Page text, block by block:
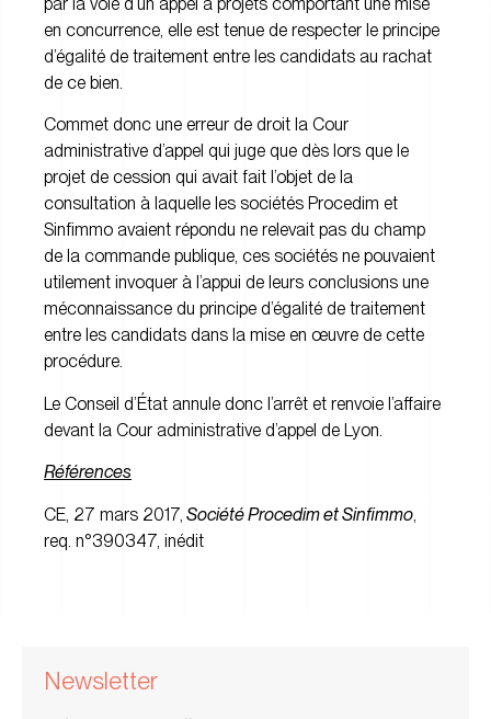
en concurrence, elle est tenue de respecter le principe
d’égalité de traitement entre les candidats au rachat
de ce bien.
Commet donc une erreur de droit la Cour
administrative d’appel qui juge que dès lors que le
projet de cession qui avait fait l’objet de la
consultation à laquelle les sociétés Procedim et
Sinfimmo avaient répondu ne relevait pas du champ
de la commande publique, ces sociétés ne pouvaient
utilement invoquer à l’appui de leurs conclusions une
méconnaissance du principe d’égalité de traitement
entre les candidats dans la mise en œuvre de cette
procédure.
Le Conseil d’État annule donc l’arrêt et renvoie l’affaire
devant la Cour administrative d’appel de Lyon.
Références
CE, 27 mars 2017, Société Procedim et Sinfimmo
req. n°390347, inédit
Newsletter